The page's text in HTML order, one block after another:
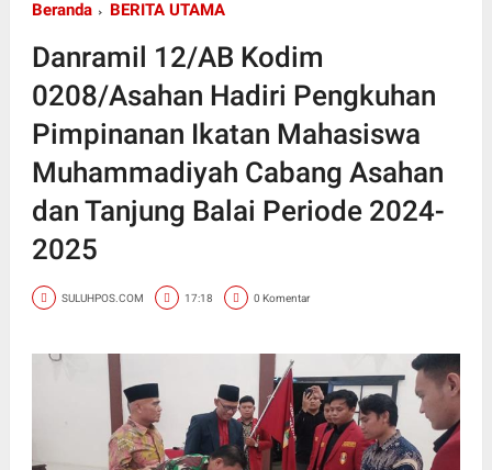
Beranda BERITA UTAMA
Danramil 12/AB Kodim
0208/Asahan Hadiri Pengkuhan
Pimpinanan Ikatan Mahasiswa
Muhammadiyah Cabang Asahan
dan Tanjung Balai Periode 2024-
2025
SULUHPOS.COM 17:18 0 Komentar